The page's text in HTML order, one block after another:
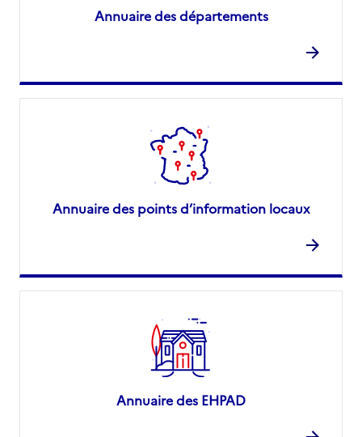
Annuaire des départements
Annuaire des points d’information locaux
Annuaire des EHPAD